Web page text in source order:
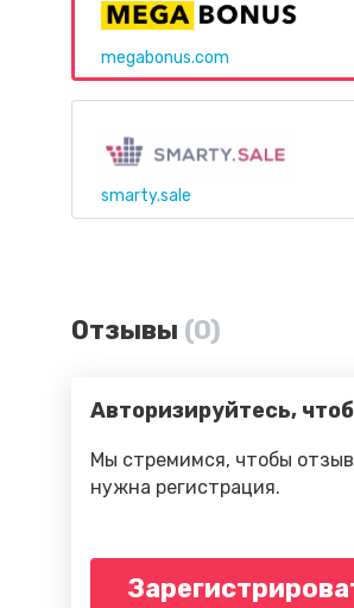
megabonus.com
smarty.sale
Отзывы (0)
Авторизируйтесь,
Мы стремимся, чтобы
нужна регистрация.